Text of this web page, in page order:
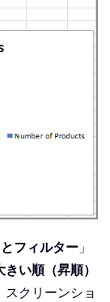
フィルター 」
きい順（昇順）
スクリーンショ